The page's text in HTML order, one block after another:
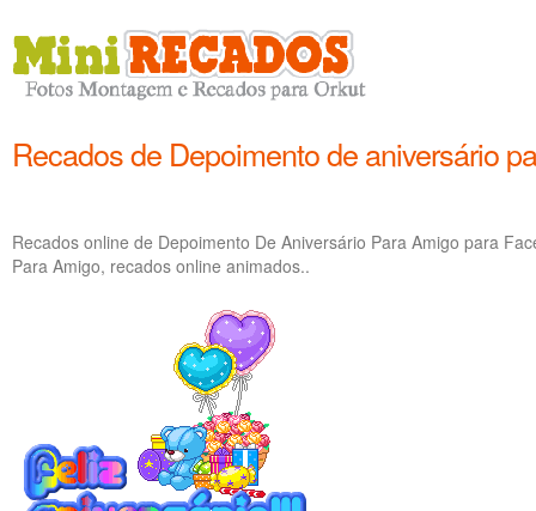
Recados de Depoimento de aniversário
Recados online de Depoimento De Aniversário Para Amigo para
Para Amigo, recados online animados..